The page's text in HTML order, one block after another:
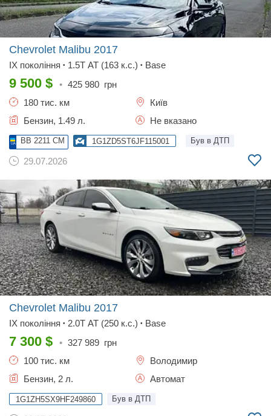
Chevrolet Malibu 2017
IX покоління • 1.5T AT (163 к.с.) • Base
9 500 $ • 425 980 грн
180 тис. км
Київ
Бензин, 1.49 л.
Не вказано
BB 2211 CM 1G1ZD5ST6JF115001 Був в ДТП
29.07.2026
Chevrolet Malibu 2017
IX покоління • 2.0T AT (250 к.с.) • Base
7 300 $ • 327 989 грн
100 тис. км
Володимир
Бензин, 2 л.
Автомат
1G1ZH5SX9HF249860 Був в ДТП